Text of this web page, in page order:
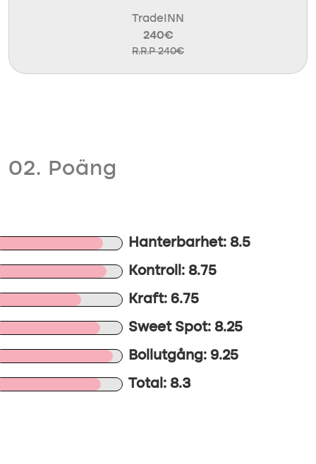
TradeINN
240€
R.R.P 240€
02. Poäng
Hanterbarhet: 8.5
Kontroll: 8.75
Kraft: 6.75
Sweet Spot: 8.25
Bollutgång: 9.25
Total: 8.3